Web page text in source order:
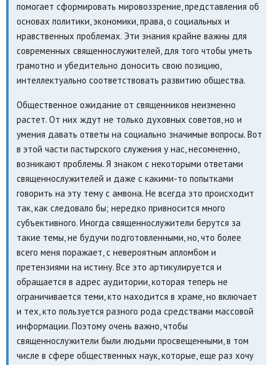
помогает сформировать мировоззрение, представления об
основах политики, экономики, права, о социальных и
нравственных проблемах. Эти знания крайне важны для
современных священнослужителей, для того чтобы уметь
грамотно и убедительно доносить свою позицию,
интеллектуально соответствовать развитию общества.
Общественное ожидание от священников неизменно
растет. От них ждут не только духовных советов, но и
умения давать ответы на социально значимые вопросы. Вот
в этой части пастырского служения у нас, несомненно,
возникают проблемы. Я знаком с некоторыми ответами
священнослужителей и даже с какими-то попытками
говорить на эту тему с амвона. Не всегда это происходит
так, как следовало бы; нередко привносится много
субъективного. Иногда священнослужители берутся за
такие темы, не будучи подготовленными, но, что более
всего меня поражает, с невероятным апломбом и
претензиями на истину. Все это артикулируется и
обращается в адрес аудитории, которая теперь не
ограничивается теми, кто находится в храме, но включает
и тех, кто пользуется разного рода средствами массовой
информации. Поэтому очень важно, чтобы
священнослужители были людьми просвещенными, в том
числе в сфере общественных наук, которые, еще раз хочу